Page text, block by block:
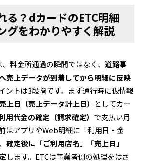
る？dカードのETC明細
グをわかりやすく解説
料金所通過の瞬間ではなく、道路事
売上データが到着してから明細に反映
ントは3段階です。まず通行時に仮情報
上日（売上データ計上日）
としてカー
用代金の確定（請求確定） で支払い月
はアプリやWeb明細に「利用日・金
確定後に「ご利用店名」「売上日」
します。ETCは事業者側の処理をはさ